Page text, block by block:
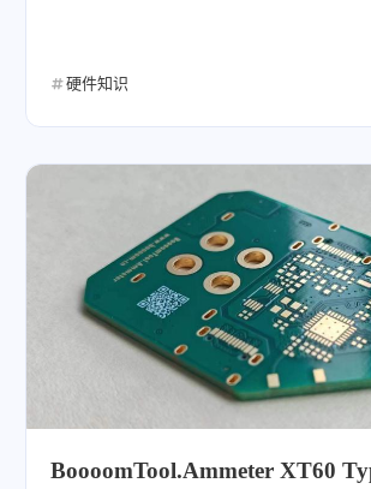
硬件知识
BoooomTool.Ammeter XT60